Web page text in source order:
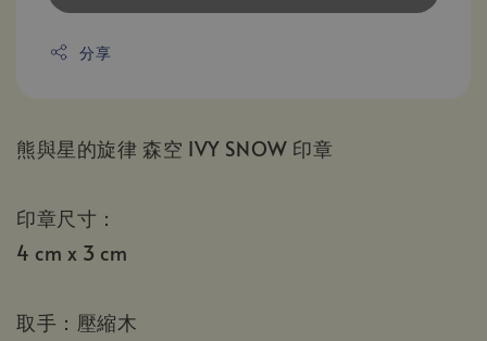
分享
熊與星的旋律 森空 IVY SNOW 印章
印章尺寸：
4 cm x 3 cm
取手：壓縮木